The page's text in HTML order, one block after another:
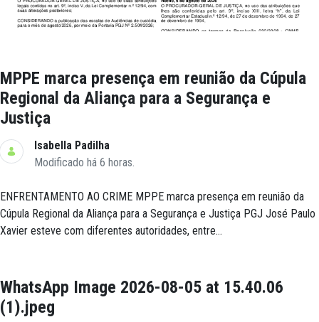
MPPE marca presença em reunião da Cúpula
Regional da Aliança para a Segurança e
Justiça
Isabella Padilha
Modificado há 6 horas.
ENFRENTAMENTO AO CRIME MPPE marca presença em reunião da
Cúpula Regional da Aliança para a Segurança e Justiça PGJ José Paulo
Xavier esteve com diferentes autoridades, entre...
WhatsApp Image 2026-08-05 at 15.40.06
(1).jpeg